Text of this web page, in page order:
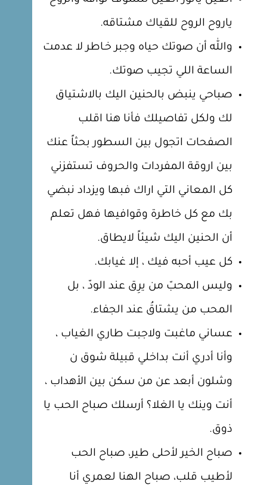
ياروح الروح للقياك مشتاقه.
والله أن صوتك حياه وجبر خـاطر لا عدمت
الساعة اللي تجيب صوتك.
صباحي ينبض بالحنين اليك بالاشتياق
لك ولكل تفاصيلك فأنا هنا اقلب
الصفحات اتجول بين السطور بحثاً عنك
بين اروقة المفردات والحروف تستفزني
كل المعاني التي اراك فبها ويزداد نبضي
بك مع كل خاطرة وقوافيها فهل تعلم
أن الحنين اليك شيئاً لايطاق.
كل عيب أحبه فيك ، إلا غيابك.
وليس المحبّ من يرِق عند الودّ ، بل
المحب من يشتاقُ عند الجفاء.
عساني ماغبت ولاجبت طاري الغياب ،
وأنا أدري أنت بداخلي قبيلة شوق ن
وشلون أبعد عن من سكن بين الأهداب ،
أنت وينك يا الغلا؟ أرسلك صباح الحب يا
ذوق.
صباح الخير لأحلى طير، صباح الحب
لأطيب قلب، صباح الهنا لعمري أنا